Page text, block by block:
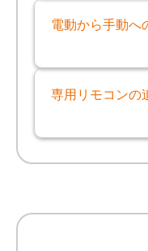
電動から手動へ
専用リモコンの